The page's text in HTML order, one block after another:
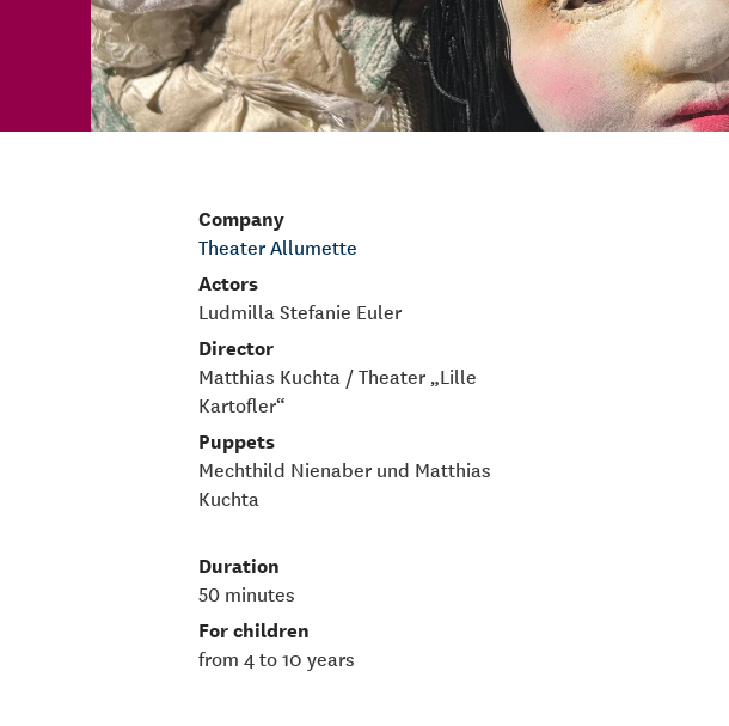
Company
Theater Allumette
Actors
Ludmilla Stefanie Euler
Director
Matthias Kuchta / Theater „Lille
Kartofler“
Puppets
Mechthild Nienaber und Matthias
Kuchta
Duration
50 minutes
For children
from 4 to 10 years